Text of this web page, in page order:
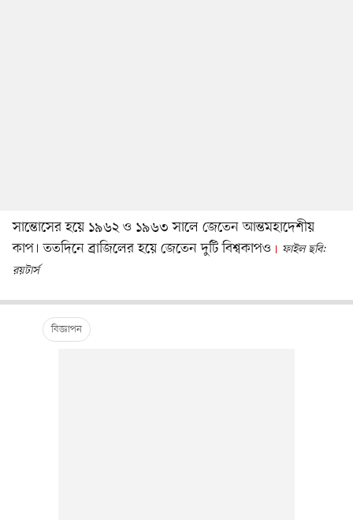
সান্তোসের হয়ে ১৯৬২ ও ১৯৬৩ সালে জেতেন আন্তমহাদেশীয়
কাপ। ততদিনে ব্রাজিলের হয়ে জেতেন দুটি বিশ্বকাপও
ফাইল ছবি:
রয়টার্স